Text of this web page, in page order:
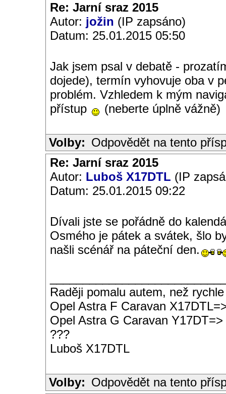
Re: Jarní sraz 2015
Autor: jožin (IP zapsáno)
Datum: 25.01.2015 05:50
Jak jsem psal v debatě -
dojede), termín vyhovuje oba v
problém. Vzhledem k mým
přístup
(neberte úplně vážně)
Volby: Odpovědět na tento
Re: Jarní sraz 2015
Autor: Luboš X17DTL (IP
Datum: 25.01.2015 09:22
Dívali jste se pořádně do
Osmého je pátek a svátek, šlo
našli scénář na páteční den.
Raději pomalu autem, než
Opel Astra F Caravan
Opel Astra G Caravan Y17DT=>
???
Luboš X17DTL
Volby: Odpovědět na tento